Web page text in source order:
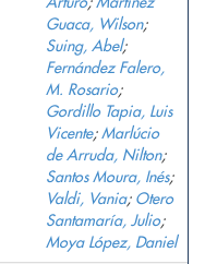
Guaca, Wilson;
Suing, Abel;
Fernández Falero,
M. Rosario;
Gordillo Tapia, Luis
Vicente;Marlúcio
de Arruda, Nilton;
Santos Moura, Inés;
Valdi, Vania; Otero
Santamaría, Julio;
Moya López, Daniel